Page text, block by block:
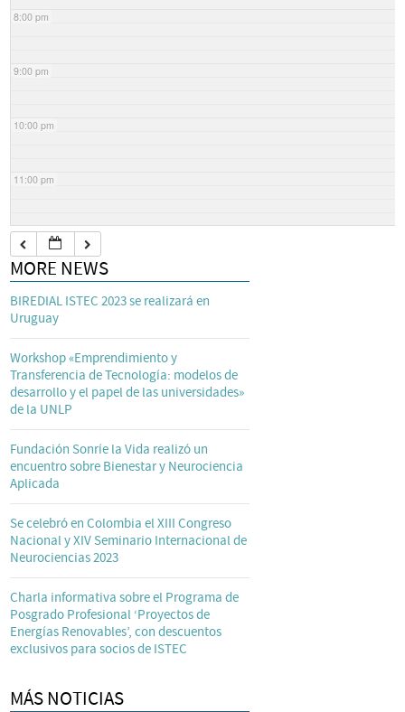
8:00 pm
9:00 pm
10:00 pm
11:00 pm
MORE NEWS
BIREDIAL ISTEC 2023 se realizará en
Uruguay
Workshop «Emprendimiento y
Transferencia de Tecnología: modelos de
desarrollo y el papel de las universidades»
de la UNLP
Fundación Sonríe la Vida realizó un
encuentro sobre Bienestar y Neurociencia
Aplicada
Se celebró en Colombia el XIII Congreso
Nacional y XIV Seminario Internacional de
Neurociencias 2023
Charla informativa sobre el Programa de
Posgrado Profesional ‘Proyectos de
Energías Renovables’, con descuentos
exclusivos para socios de ISTEC
MÁS NOTICIAS